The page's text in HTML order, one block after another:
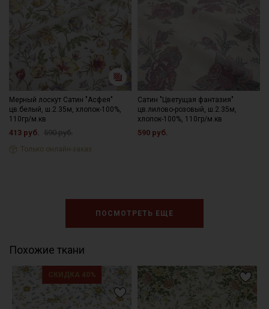
Мерный лоскут Сатин "Асфея"
цв.белый, ш.2.35м, хлопок-100%,
110гр/м.кв
413 руб. 590 руб.
Только онлайн-заказ
Сатин "Цветущая фантазия"
цв.лилово-розовый, ш.2.35м,
хлопок-100%, 110гр/м.кв
590 руб.
ПОСМОТРЕТЬ ЕЩЕ
Похожие ткани